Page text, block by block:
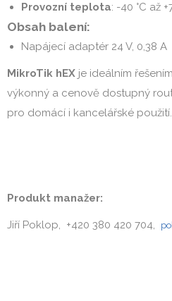
Provozní teplota: -40 °C až
Obsah balení:
Napájecí adaptér 24 V, 0,38 A
MikroTik hEX je ideálním
výkonný a cenově dostupný
pro domácí i kancelářské použití.
Produkt manažer:
Jiří Poklop, +420 380 420 704,